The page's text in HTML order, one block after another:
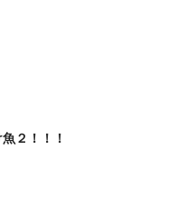
２！！！